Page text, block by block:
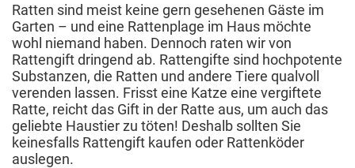
Ratten sind meist keine gern gesehenen Gäste im
Garten – und eine Rattenplage im Haus möchte
wohl niemand haben. Dennoch raten wir von
Rattengift dringend ab. Rattengifte sind hochpotente
Substanzen, die Ratten und andere Tiere qualvoll
verenden lassen. Frisst eine Katze eine vergiftete
Ratte, reicht das Gift in der Ratte aus, um auch das
geliebte Haustier zu töten! Deshalb sollten Sie
keinesfalls Rattengift kaufen oder Rattenköder
auslegen.